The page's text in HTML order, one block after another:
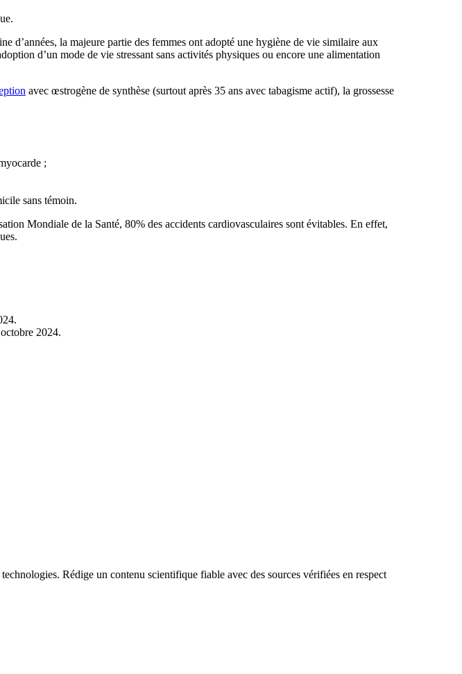
d’années, la majeure partie des femmes ont adopté une hygiène de vie similaire aux
d’un mode de vie stressant sans activités physiques ou encore une alimentation
avec œstrogène de synthèse (surtout après 35 ans avec tabagisme actif), la grossesse
;
sans témoin.
Mondiale de la Santé, 80% des accidents cardiovasculaires sont évitables. En effet,
2024.
Rédige un contenu scientifique fiable avec des sources vérifiées en respect